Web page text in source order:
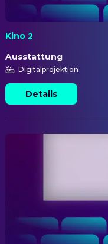
Kino 2
Ausstattung
Digitalprojektion
Details